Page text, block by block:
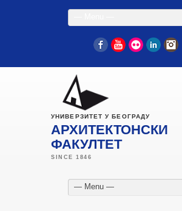
FacebookYouTube
Flickr
УНИВЕРЗИТЕТ У БЕОГРАДУ
АРХИТЕКТОНСКИ
ФАКУЛТЕТ
— Menu —